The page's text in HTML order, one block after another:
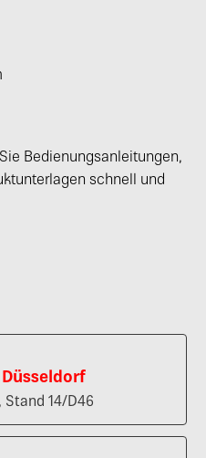
Bedienungsanleitungen,
schnell und
Stand 14/D46